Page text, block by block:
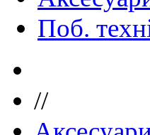
Поб.
//